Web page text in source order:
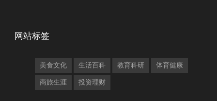
网站标签
美食文化 生活百科 教育科研 体育健康
商旅生涯 投资理财